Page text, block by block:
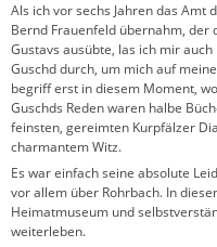
Als ich vor sechs Jahren das Amt
Bernd Frauenfeld übernahm, der
Gustavs ausübte, las ich mir
Guschd durch, um mich auf
begriff erst in diesem Moment,
Guschds Reden waren halbe
feinsten, gereimten Kurpfälzer
charmantem Witz.
Es war einfach seine absolute
vor allem über Rohrbach. In
Heimatmuseum und
weiterleben.